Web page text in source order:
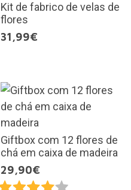
Kit de fabrico de velas de
flores
31,99€
Giftbox com 12 flores de
chá em caixa de madeira
29,90€